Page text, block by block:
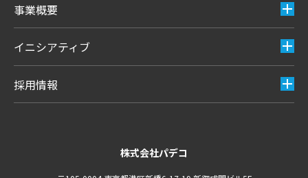
事業概要
イニシアティブ
採用情報
株式会社パデコ